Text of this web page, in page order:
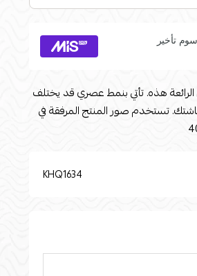
هذه. تأتي بنمط عصري قد يختلف
تستخدم صور المنتج المرفقة في
KHQ1634